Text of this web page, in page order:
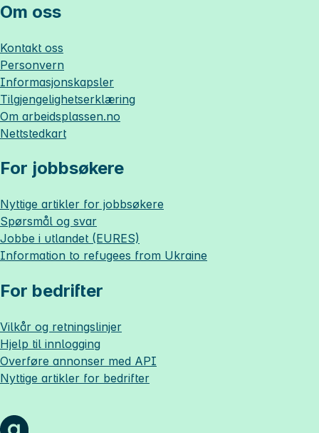
Om oss
Kontakt oss
Personvern
Informasjonskapsler
Tilgjengelighetserklæring
Om arbeidsplassen.no
Nettstedkart
For jobbsøkere
Nyttige artikler for jobbsøkere
Spørsmål og svar
Jobbe i utlandet (EURES)
Information to refugees from Ukraine
For bedrifter
Vilkår og retningslinjer
Hjelp til innlogging
Overføre annonser med API
Nyttige artikler for bedrifter